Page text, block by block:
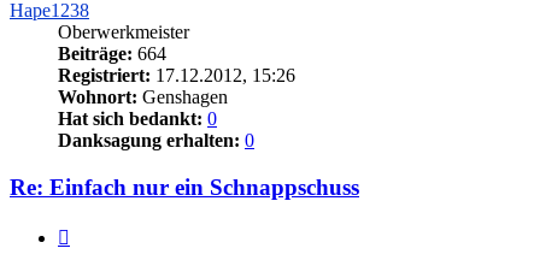
Hape1238
Oberwerkmeister
Beiträge: 664
Registriert: 17.12.2012, 15:26
Wohnort: Genshagen
Hat sich bedankt: 0
Danksagung erhalten: 0
Re: Einfach nur ein Schnappschuss